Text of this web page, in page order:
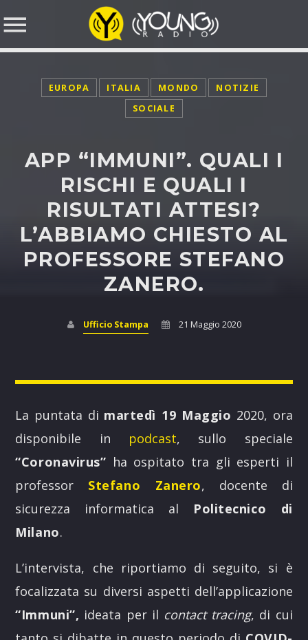
SEARCH IN THE WEBSITE:
POP AUROUND
Il giro del mondo con la musica POP
Discover More
UPCOMING SHOWS
POP AUROUND
EUROPA ITALIA MONDO
NOTIZIE
SOCIALE
APP “IMMUNI”. QUALI I
RISCHI E QUALI I
RISULTATI ATTESI?
L’ABBIAMO CHIESTO AL
PROFESSORE STEFANO
ZANERO.
Ufficio Stampa 21 Maggio 2020
La puntata di martedì 19 Maggio 2020, ora
disponibile in podcast, sullo speciale
“Coronavirus” ha ospitato tra gli esperti il
professor Stefano Zanero, docente di
sicurezza informatica al Politecnico di
Milano.
L’intervista, che riportiamo di seguito, si è
focalizzata su diversi aspetti dell’applicazione
“Immuni”, ideata per il contact tracing, di cui